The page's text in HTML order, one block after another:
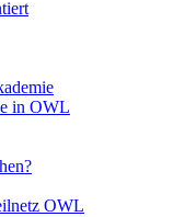
in OWL
OWL